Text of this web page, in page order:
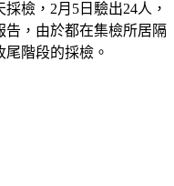
檢，2月5日驗出24人，
，由於都在集檢所居隔
階段的採檢。